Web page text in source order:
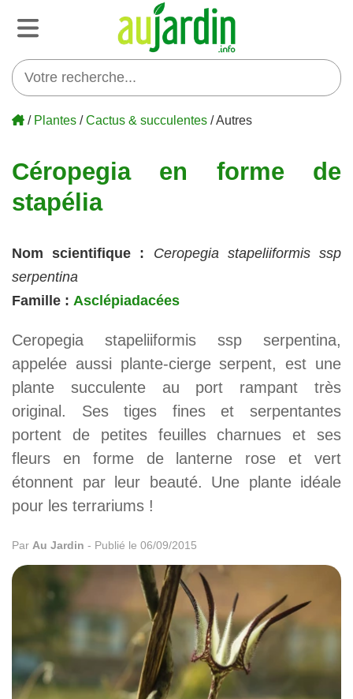
/ Plantes /Cactus & succulentes / Autres
Céropegia en forme de
stapélia
Nom scientifique :
Ceropegia stapeliiformis ssp
serpentina
Famille : Asclépiadacées
Ceropegia stapeliiformis ssp serpentina,
appelée aussi plante-cierge serpent, est une
plante succulente au port rampant très
original. Ses tiges fines et serpentantes
portent de petites feuilles charnues et ses
fleurs en forme de lanterne rose et vert
étonnent par leur beauté. Une plante idéale
pour les terrariums !
Par Au Jardin - Publié le 06/09/2015